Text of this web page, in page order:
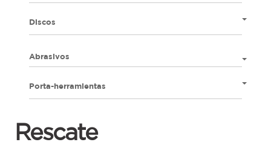
Discos
Abrasivos
Porta-herramientas
Rescate